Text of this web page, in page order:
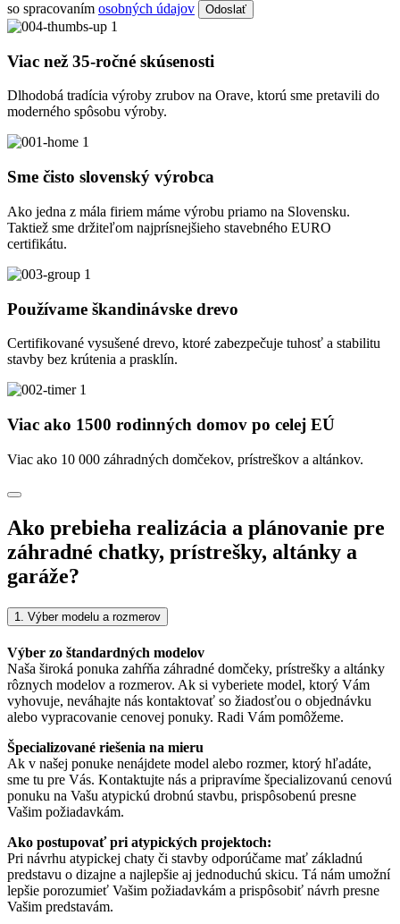
so spracovaním osobných údajov Odoslať
Viac než 35-ročné skúsenosti
Dlhodobá tradícia výroby zrubov na Orave, ktorú sme pretavili do
moderného spôsobu výroby.
Sme čisto slovenský výrobca
Ako jedna z mála firiem máme výrobu priamo na Slovensku.
Taktiež sme držiteľom najprísnejšieho stavebného EURO
certifikátu.
Používame škandinávske drevo
Certifikované vysušené drevo, ktoré zabezpečuje tuhosť a stabilitu
stavby bez krútenia a prasklín.
Viac ako 1500 rodinných domov po celej EÚ
Viac ako 10 000 záhradných domčekov, prístreškov a altánkov.
Ako prebieha realizácia a plánovanie pre
záhradné chatky, prístrešky, altánky a
garáže?
1. Výber modelu a rozmerov
Výber zo štandardných modelov
Naša široká ponuka zahŕňa záhradné domčeky, prístrešky a altánky
rôznych modelov a rozmerov. Ak si vyberiete model, ktorý Vám
vyhovuje, neváhajte nás kontaktovať so žiadosťou o objednávku
alebo vypracovanie cenovej ponuky. Radi Vám pomôžeme.
Špecializované riešenia na mieru
Ak v našej ponuke nenájdete model alebo rozmer, ktorý hľadáte,
sme tu pre Vás. Kontaktujte nás a pripravíme špecializovanú cenovú
ponuku na Vašu atypickú drobnú stavbu, prispôsobenú presne
Vašim požiadavkám.
Ako postupovať pri atypických projektoch:
Pri návrhu atypickej chaty či stavby odporúčame mať základnú
predstavu o dizajne a najlepšie aj jednoduchú skicu. Tá nám umožní
lepšie porozumieť Vašim požiadavkám a prispôsobiť návrh presne
Vašim predstavám.